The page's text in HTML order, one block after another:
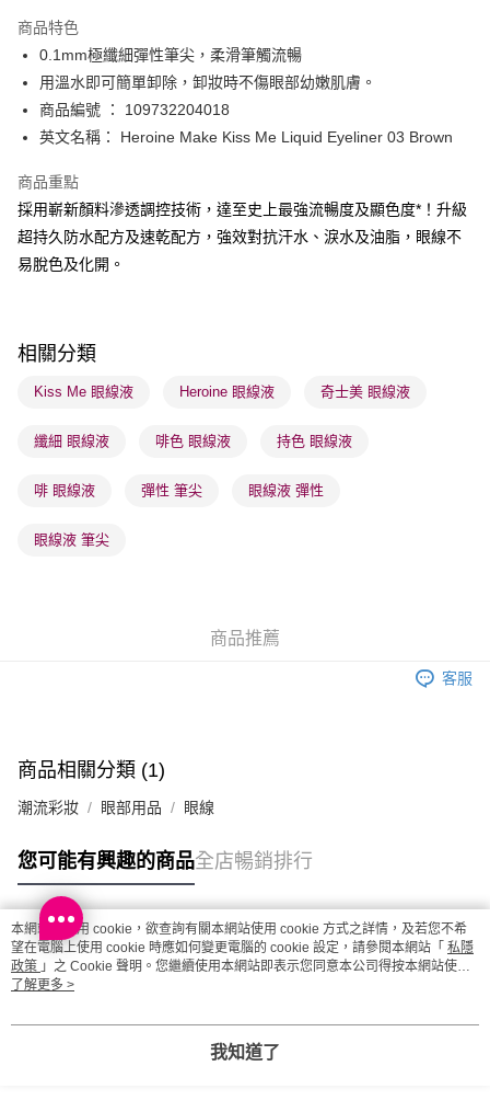
PayMe
WeChat Pay
BoC Pay
送貨方式
順豐自助櫃 - 確認發貨後1-3個工作天送達
每筆HK$65.00，滿HK$300.00或以上免運費
確認發貨後1-3 工作天送達，訂單將隨機分配至SF順豐速運或京東
物流公司進行物流配送
取。逾期會取消訂單，並不會安排重寄
商品特色
0.1mm極纖細彈性筆尖，柔滑筆觸流暢
用溫水即可簡單卸除，卸妝時不傷眼部幼嫩肌膚。
商品編號 ： 109732204018
英文名稱： Heroine Make Kiss Me Liquid Eyeliner 03 Brown
商品重點
採用嶄新顏料滲透調控技術，達至史上最強流暢度及顯色度*！升級
超持久防水配方及速乾配方，強效對抗汗水、淚水及油脂，眼線不
易脫色及化開。
相關分類
Kiss Me 眼線液 Heroine 眼線液 奇士美 眼線液
纖細 眼線液 啡色 眼線液 持色 眼線液
啡 眼線液 彈性 筆尖 眼線液 彈性
眼線液 筆尖
商品推薦
客服
商品相關分類 (1)
潮流彩妝 眼部用品 眼線
您可能有興趣的商品全店暢銷排行
熱門標籤
熱銷排行
本網站中使用 cookie，欲查詢有關本網站使用 cookie 方式之詳情，及若您不希
望在電腦上使用 cookie 時應如何變更電腦的 cookie 設定，請參閱本網站「 私隱
政策 」之 Cookie 聲明。您繼續使用本網站即表示您同意本公司得按本網站使用
條款之 Cookie 聲明使用 cookie。
了解更多 >
我知道了